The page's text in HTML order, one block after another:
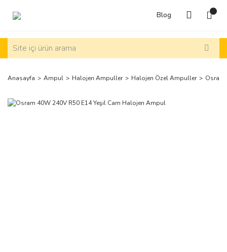
Blog
Anasayfa Ampul Halojen Ampuller Halojen Özel Ampuller Osram